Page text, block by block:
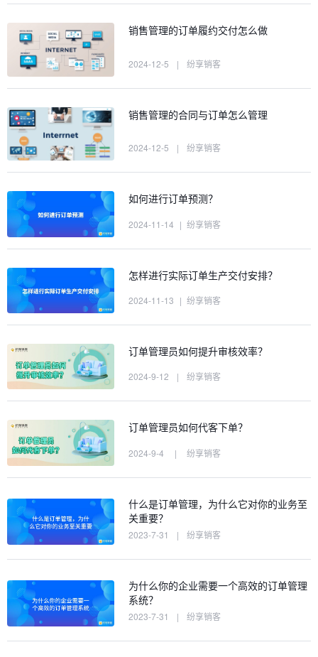
销售管理的订单履约交付怎么做
2024-12-5 | 纷享销客
销售管理的合同与订单怎么管理
2024-12-5 | 纷享销客
如何进行订单预测？
2024-11-14 | 纷享销客
怎样进行实际订单生产交付安排？
2024-11-13 | 纷享销客
订单管理员如何提升审核效率？
2024-9-12 | 纷享销客
订单管理员如何代客下单？
2024-9-4 | 纷享销客
什么是订单管理，为什么它对你的业务至
关重要？
2023-7-31 | 纷享销客
为什么你的企业需要一个高效的订单管理
系统？
2023-7-31 | 纷享销客